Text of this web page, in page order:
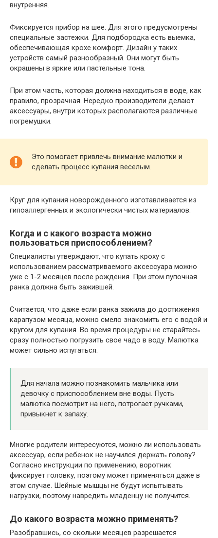
внутренняя.
Фиксируется прибор на шее. Для этого предусмотрены
специальные застежки. Для подбородка есть выемка,
обеспечивающая крохе комфорт. Дизайн у таких
устройств самый разнообразный. Они могут быть
окрашены в яркие или пастельные тона.
При этом часть, которая должна находиться в воде, как
правило, прозрачная. Нередко производители делают
аксессуары, внутри которых располагаются различные
погремушки.
Это помогает привлечь внимание малютки и
сделать процесс купания веселым.
Круг для купания новорожденного изготавливается из
гипоаллергенных и экологически чистых материалов.
Когда и с какого возраста можно
пользоваться приспособлением?
Специалисты утверждают, что купать кроху с
использованием рассматриваемого аксессуара можно
уже с 1-2 месяцев после рождения. При этом пупочная
ранка должна быть зажившей.
Считается, что даже если ранка зажила до достижения
карапузом месяца, можно смело знакомить его с водой и
кругом для купания. Во время процедуры не старайтесь
сразу полностью погрузить свое чадо в воду. Малютка
может сильно испугаться.
Для начала можно познакомить мальчика или
девочку с приспособлением вне воды. Пусть
малютка посмотрит на него, потрогает ручками,
привыкнет к запаху.
Многие родители интересуются, можно ли использовать
аксессуар, если ребенок не научился держать голову?
Согласно инструкции по применению, воротник
фиксирует головку, поэтому может применяться даже в
этом случае. Шейные мышцы не будут испытывать
нагрузки, поэтому навредить младенцу не получится.
До какого возраста можно применять?
Разобравшись, со скольки месяцев разрешается